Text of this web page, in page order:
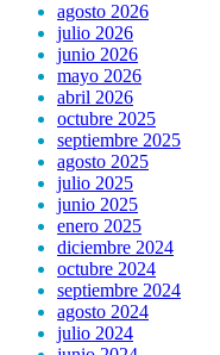
agosto 2026
julio 2026
junio 2026
mayo 2026
abril 2026
octubre 2025
septiembre 2025
agosto 2025
julio 2025
junio 2025
enero 2025
diciembre 2024
octubre 2024
septiembre 2024
agosto 2024
julio 2024